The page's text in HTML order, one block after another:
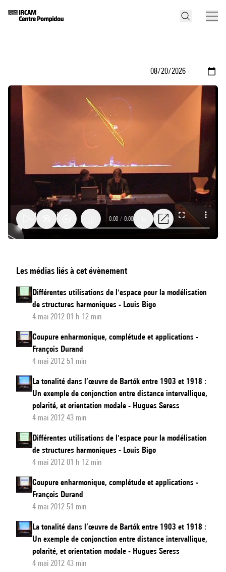
et
Couleurs
en
Hyperespace
:
L’Hypersphère
0:00 / 0:00
Les médias liés à cet évènement
Différentes utilisations de l'espace pour la modélisation
de structures harmoniques - Louis Bigo
4 mai 2012 01 h 12 min
Coupure enharmonique, complétude et applications -
François Durand
4 mai 2012 51 min
La tonalité dans l’œuvre de Bartók entre 1903 et 1918 :
Un exemple de conjonction entre distance intervallique,
polarité, et orientation modale - Hugues Seress
4 mai 2012 43 min
Différentes utilisations de l'espace pour la modélisation
de structures harmoniques - Louis Bigo
4 mai 2012 01 h 12 min
Coupure enharmonique, complétude et applications -
François Durand
4 mai 2012 51 min
La tonalité dans l’œuvre de Bartók entre 1903 et 1918 :
Un exemple de conjonction entre distance intervallique,
polarité, et orientation modale - Hugues Seress
4 mai 2012 43 min